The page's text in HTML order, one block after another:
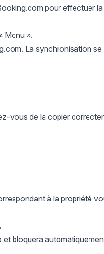
pour effectuer
Menu ».
La synchronisation
vous de la copier
à la propriété
bloquera